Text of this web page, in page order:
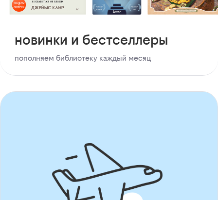
новинки и бестселлеры
пополняем библиотеку каждый месяц